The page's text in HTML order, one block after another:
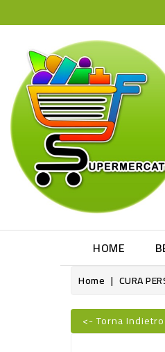
HOME
Home CURA
<- Torna Indietro